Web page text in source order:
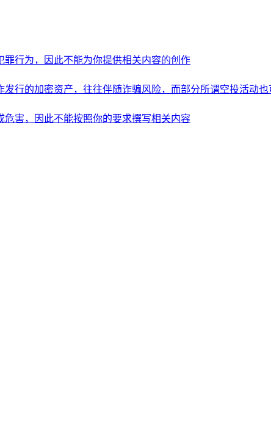
行为，因此不能为你提供相关内容的创作
行的加密资产，往往伴随诈骗风险，而部分所谓空投活动
害，因此不能按照你的要求撰写相关内容